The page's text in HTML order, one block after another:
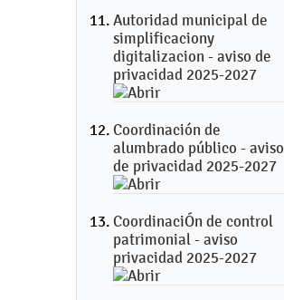
Autoridad municipal de
simplificaciony
digitalizacion - aviso de
privacidad 2025-2027
Coordinación de
alumbrado público - aviso
de privacidad 2025-2027
CoordinaciÓn de control
patrimonial - aviso
privacidad 2025-2027